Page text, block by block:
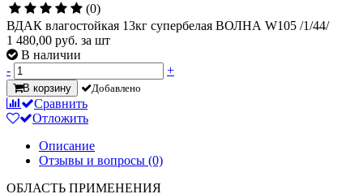
(0)
ВДАК влагостойкая 13кг супербелая ВОЛНА W105 /1/44/
1 480,00 руб. за шт
В наличии
-
+
В корзину Добавлено
Сравнить
Отложить
Описание
Отзывы и вопросы (0)
ОБЛАСТЬ ПРИМЕНЕНИЯ